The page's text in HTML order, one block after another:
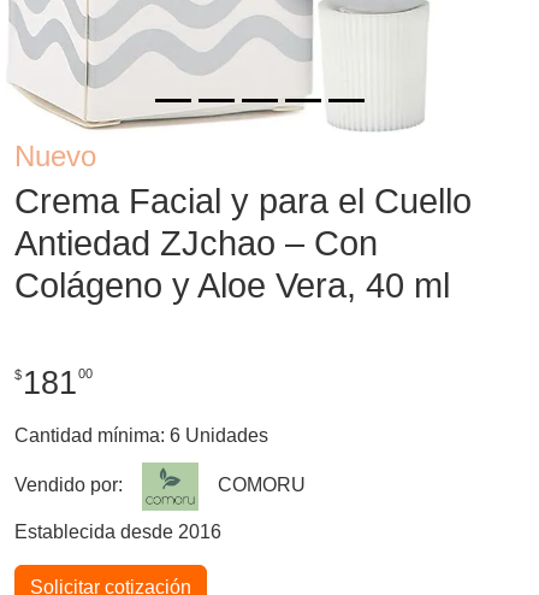
Nuevo
Crema Facial y para el Cuello
Antiedad ZJchao – Con
Colágeno y Aloe Vera, 40 ml
$ 18100
Cantidad mínima: 6 Unidades
Vendido por: COMORU
Establecida desde 2016
Solicitar cotización